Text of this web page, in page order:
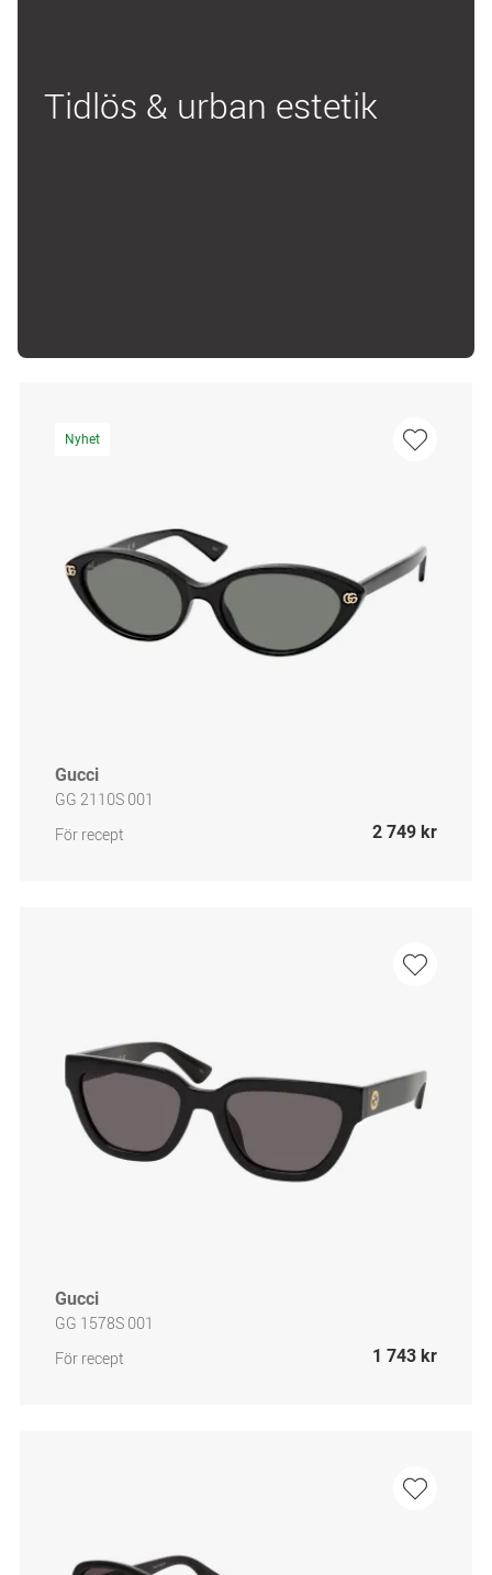
Tidlös & urban estetik
Nyhet
Gucci
GG 2110S 001
För recept
2 749 kr
Gucci
GG 1578S 001
För recept
1 743 kr